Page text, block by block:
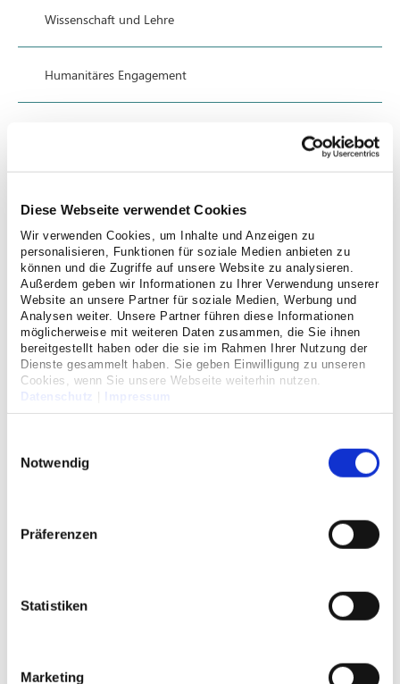
Diese Webseite verwendet Cookies
Wir verwenden Cookies, um Inhalte und Anzeigen zu
personalisieren, Funktionen für soziale Medien anbieten zu
können und die Zugriffe auf unsere Website zu analysieren.
Außerdem geben wir Informationen zu Ihrer Verwendung unserer
Website an unsere Partner für soziale Medien, Werbung und
Analysen weiter. Unsere Partner führen diese Informationen
möglicherweise mit weiteren Daten zusammen, die Sie ihnen
bereitgestellt haben oder die sie im Rahmen Ihrer Nutzung der
Dienste gesammelt haben. Sie geben Einwilligung zu unseren
Cookies, wenn Sie unsere Webseite weiterhin nutzen.
Datenschutz
Impressum
Notwendig
Präferenzen
Statistiken
Marketing
Wissenschaft und Lehre
Humanitäres Engagement
Konsil / Übernahme
Veranstaltungen
Downloads
Konsil
nicht immer den einen glasklaren Behandlungsweg.
Oftmals hilft es, eine zweite Meinung einzuholen und den
Sie haben eine Patientin / einen Patienten bei deren /
dessen Behandlung wir Sie mit einem Konsil unterstützen
Anbei finden Sie eine Checkliste mit wünschenswerten